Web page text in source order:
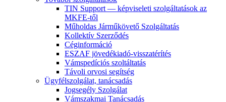
TIN Support — képviseleti szolgáltatások az
MKFE-től
Műholdas Járműkövető Szolgáltatás
Kollektív Szerződés
Céginformáció
ESZAF jövedékiadó-visszatérítés
Vámspedíciós szoltáltatás
Távoli orvosi segítség
Ügyfélszolgálat, tanácsadás
Jogsegély Szolgálat
Vámszakmai Tanácsadás